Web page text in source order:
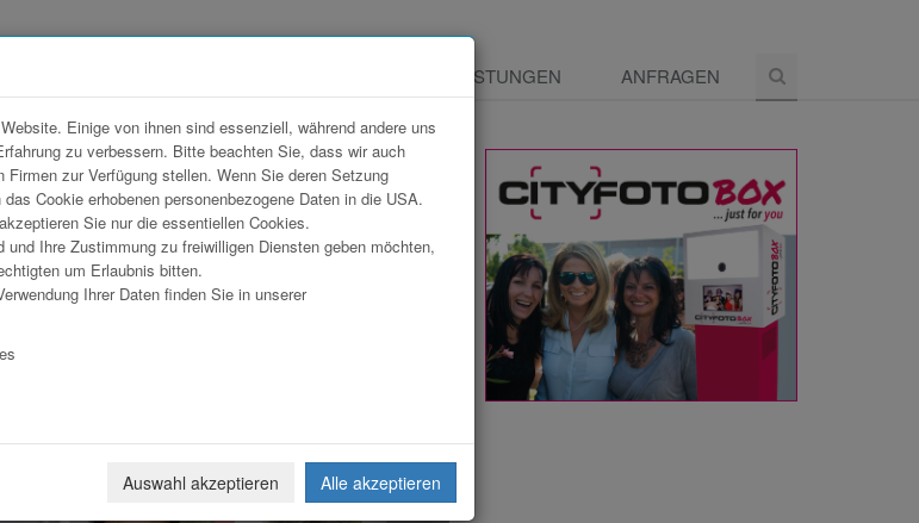
LEISTUNGEN ANFRAGEN
Linz
Download Weiterleiten
Einige von ihnen sind essenziell, während andere uns
zu verbessern. Bitte beachten Sie, dass wir auch
zur Verfügung stellen. Wenn Sie deren Setzung
Cookie erhobenen personenbezogene Daten in die USA.
Sie nur die essentiellen Cookies.
Ihre Zustimmung zu freiwilligen Diensten geben möchten,
um Erlaubnis bitten.
Ihrer Daten finden Sie in unserer
Auswahl akzeptieren Alle akzeptieren